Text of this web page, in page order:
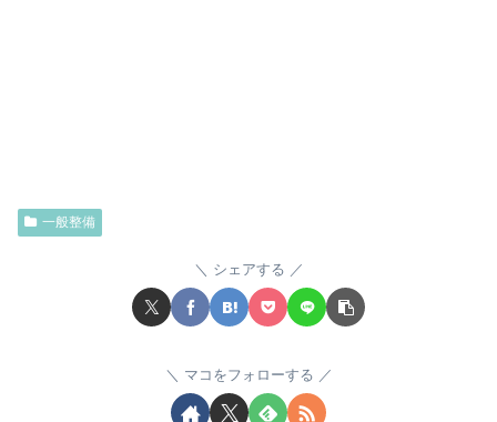
一般整備
シェアする
マコをフォローする